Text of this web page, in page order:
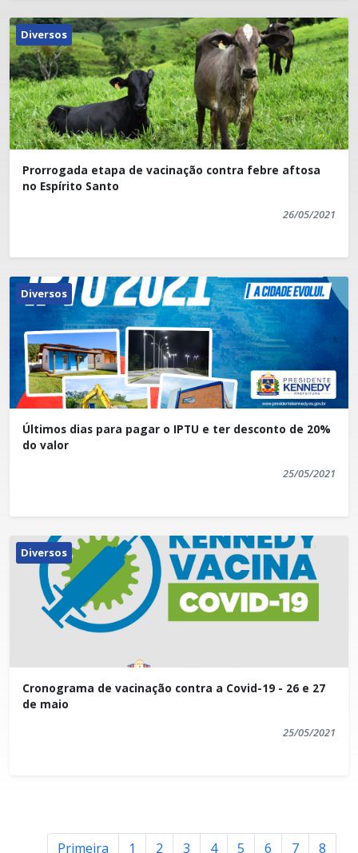
Diversos
Prorrogada etapa de vacinação contra febre aftosa
no Espírito Santo
26/05/2021
Diversos
Últimos dias para pagar o IPTU e ter desconto de 20%
do valor
25/05/2021
Diversos
Cronograma de vacinação contra a Covid-19 - 26 e 27
de maio
25/05/2021
Primeira 1 2 3 4 5 6 7
8